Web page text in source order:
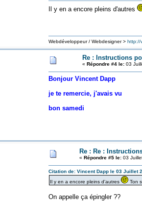
Il y en a encore pleins d'autres
Webdéveloppeur / Webdesigner > http://
Re : Instructions
« Répondre #4 le:03
Bonjour Vincent Dapp
je te remercie, j'avais vu
bon samedi
Re : Re :
« Répondre #5 le:03
Citation de: Vincent Dapp le 03 Juillet
Il y en a encore pleins d'autres
Ton
On appelle ça épingler ??